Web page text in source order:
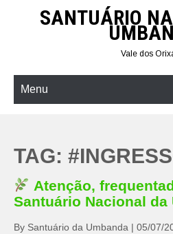
SANTUÁRIO
Vale dos
Menu
TAG:
Atenção,
Santuário Nacional da
By Santuário da Umbanda | 05/07/